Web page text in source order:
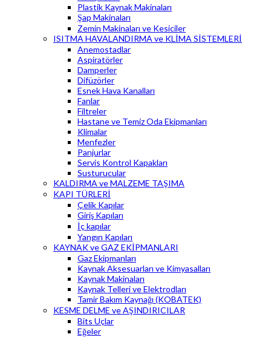
Plastik Kaynak Makinaları
Şap Makinaları
Zemin Makinaları ve Kesiciler
ISITMA HAVALANDIRMA ve KLİMA SİSTEMLERİ
Anemostadlar
Aspiratörler
Damperler
Difüzörler
Esnek Hava Kanalları
Fanlar
Filtreler
Hastane ve Temiz Oda Ekipmanları
Klimalar
Menfezler
Panjurlar
Servis Kontrol Kapakları
Susturucular
KALDIRMA ve MALZEME TAŞIMA
KAPI TÜRLERİ
Çelik Kapılar
Giriş Kapıları
İç kapılar
Yangın Kapıları
KAYNAK ve GAZ EKİPMANLARI
Gaz Ekipmanları
Kaynak Aksesuarları ve Kimyasalları
Kaynak Makinaları
Kaynak Telleri ve Elektrodları
Tamir Bakım Kaynağı (KOBATEK)
KESME DELME ve AŞINDIRICILAR
Bits Uçlar
Eğeler